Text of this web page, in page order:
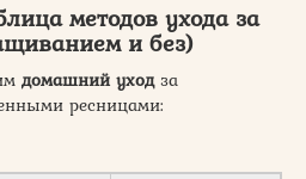
методов ухода за
и без)
домашний уходза
ресницами: